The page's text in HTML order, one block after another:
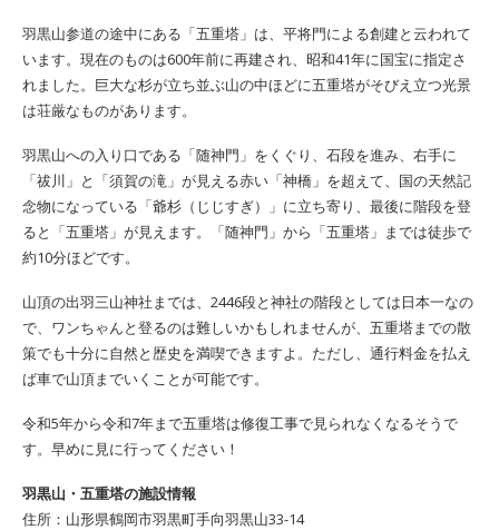
羽黒山参道の途中にある「五重塔」は、平将門による創建と云われて
います。現在のものは600年前に再建され、昭和41年に国宝に指定さ
れました。巨大な杉が立ち並ぶ山の中ほどに五重塔がそびえ立つ光景
は荘厳なものがあります。
羽黒山への入り口である「随神門」をくぐり、石段を進み、右手に
「祓川」と「須賀の滝」が見える赤い「神橋」を超えて、国の天然記
念物になっている「爺杉（じじすぎ）」に立ち寄り、最後に階段を登
ると「五重塔」が見えます。「随神門」から「五重塔」までは徒歩で
約10分ほどです。
山頂の出羽三山神社までは、2446段と神社の階段としては日本一なの
で、ワンちゃんと登るのは難しいかもしれませんが、五重塔までの散
策でも十分に自然と歴史を満喫できますよ。ただし、通行料金を払え
ば車で山頂までいくことが可能です。
令和5年から令和7年まで五重塔は修復工事で見られなくなるそうで
す。早めに見に行ってください！
羽黒山・五重塔の施設情報
住所：山形県鶴岡市羽黒町手向羽黒山33-14